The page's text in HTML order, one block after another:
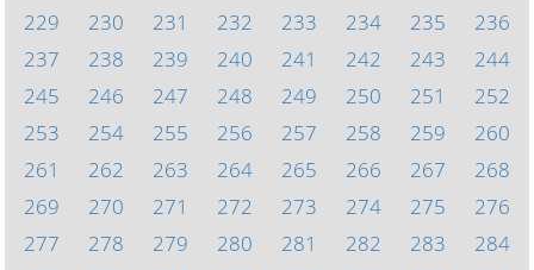
229
230 231 232 233 234 235
236
237
238 239 240 241 242 243
244
245
246 247 248 249 250 251
252
253
254 255 256 257 258 259
260
261
262 263 264 265 266 267
268
269
270 271 272 273 274 275
276
277
278 279 280 281 282 283
284